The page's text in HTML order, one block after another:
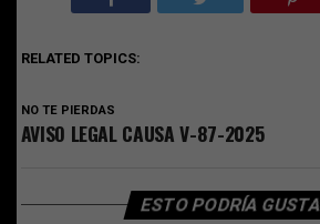
RELATED TOPICS:
NO TE PIERDAS
AVISO LEGAL CAUSA V-87-2025
ESTO PODRÍA